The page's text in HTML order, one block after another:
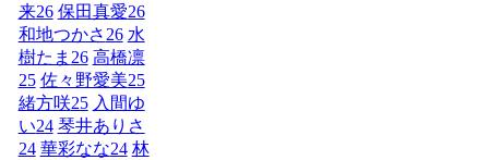
来26 保田真愛26
和地つかさ26 水
樹たま 26 高橋凛
25 佐々野愛美25
緒方咲25 入間ゆ
い24 琴井ありさ
24 華彩なな24 林